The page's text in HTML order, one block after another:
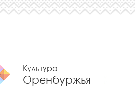
Культура
Оренбуржья